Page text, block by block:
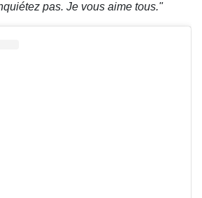
pas. Je vous aime tous."